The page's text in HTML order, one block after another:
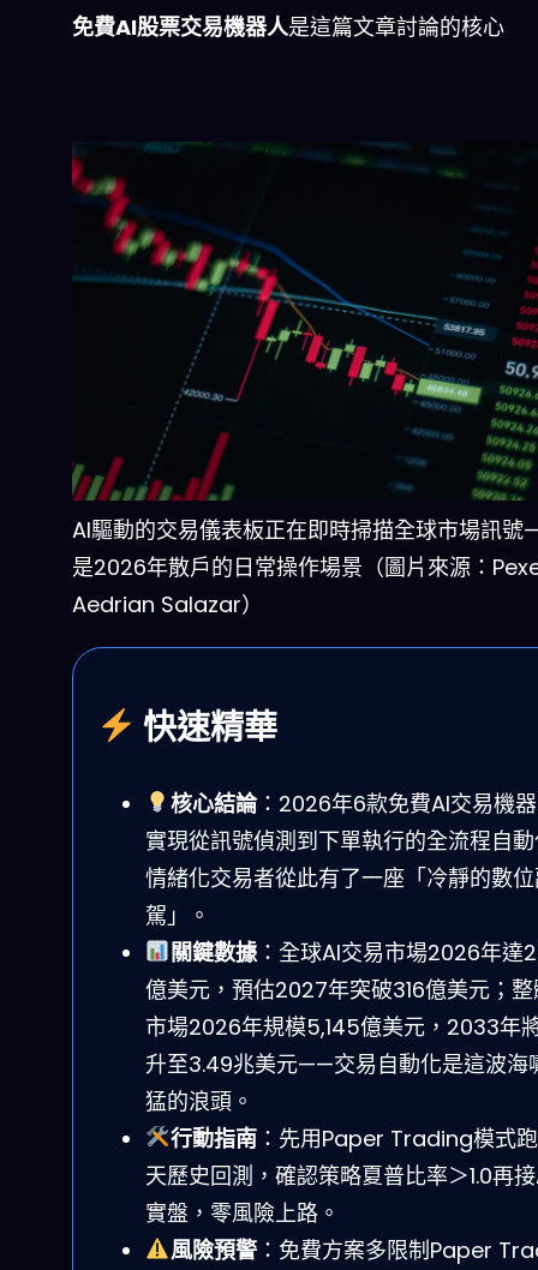
免費AI股票交易機器人是這篇文章討論的核心
AI驅動的交易儀表板正在即時掃描全球市場訊
是2026年散戶的日常操作場景（圖片來源：
Aedrian Salazar）
快速精華
核心結論：2026年6款免費AI交易機
實現從訊號偵測到下單執行的全流程自
情緒化交易者從此有了一座「冷靜的數
駕」。
關鍵數據：全球AI交易市場2026年達
億美元，預估2027年突破316億美元；整
市場2026年規模5,145億美元，2033年
升至3.49兆美元——交易自動化是這波海
猛的浪頭。
行動指南：先用Paper Trading模式
天歷史回測，確認策略夏普比率＞1.0再
實盤，零風險上路。
風險預警：免費方案多限制Paper